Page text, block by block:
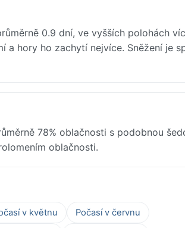
0.9 dní, ve vyšších polohách
a hory ho zachytí nejvíce. Sněžení je
78% oblačnosti s podobnou
oblačnosti.
v květnu
Počasí v červnu